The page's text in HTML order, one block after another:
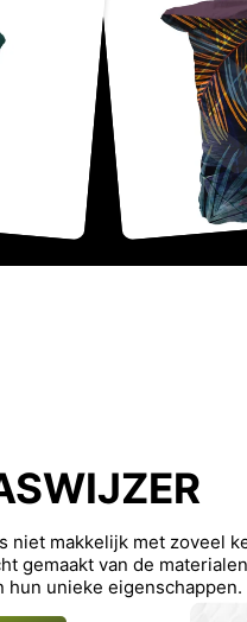
trasse
n
niet makkelijk met zoveel
gemaakt van de
hun unieke eigenschappen.